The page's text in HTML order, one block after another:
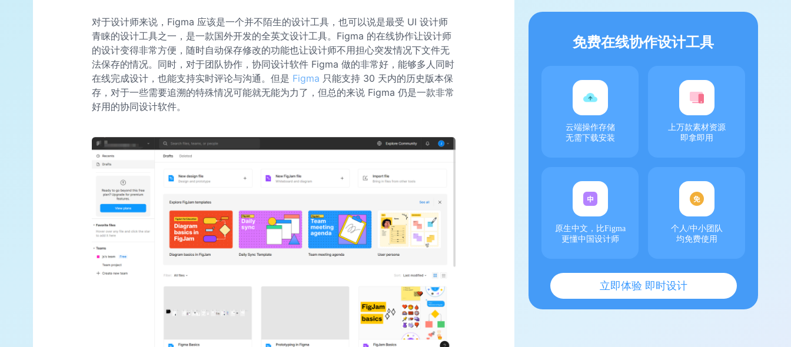
对于设计师来说，Figma 应该是一个并不陌生的设计工具，也可以说是最受 UI 设计师
青睐的设计工具之一，是一款国外开发的全英文设计工具。Figma 的在线协作让设计师
的设计变得非常方便，随时自动保存修改的功能也让设计师不用担心突发情况下文件无
法保存的情况。同时，对于团队协作，协同设计软件 Figma 做的非常好，能够多人同时
在线完成设计，也能支持实时评论与沟通。但是 Figma 只能支持 30 天内的历史版本保
存，对于一些需要追溯的特殊情况可能就无能为力了，但总的来说 Figma 仍是一款非常
好用的协同设计软件。
免费在线协作设计工具
云端操作存储
无需下载安装
上万款素材资源
即拿即用
原生中文，比Figma
更懂中国设计师
个人/中小团队
均免费使用
立即体验 即时设计